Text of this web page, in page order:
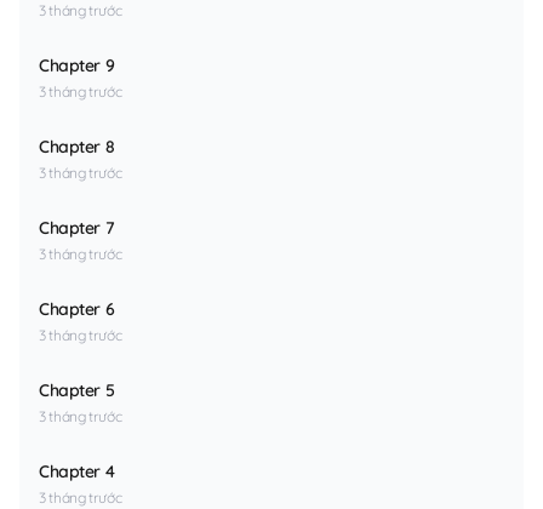
3 tháng trước
Chapter 9
3 tháng trước
Chapter 8
3 tháng trước
Chapter 7
3 tháng trước
Chapter 6
3 tháng trước
Chapter 5
3 tháng trước
Chapter 4
3 tháng trước